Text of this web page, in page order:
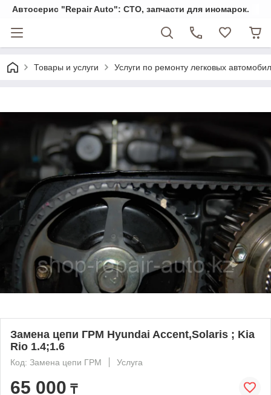
Автосерис "Repair Auto": СТО, запчасти для иномарок.
Товары и услуги Услуги по ремонту легковых
Замена цепи ГРМ Hyundai Accent,Solaris ; Kia
Rio 1.4;1.6
Код: Замена цепи ГРМ Услуга
65 000 ₸